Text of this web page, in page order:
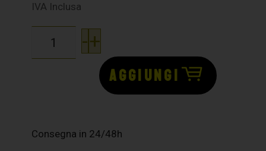
IVA Inclusa
-+
AGGIUNGI
Consegna in 24/48h